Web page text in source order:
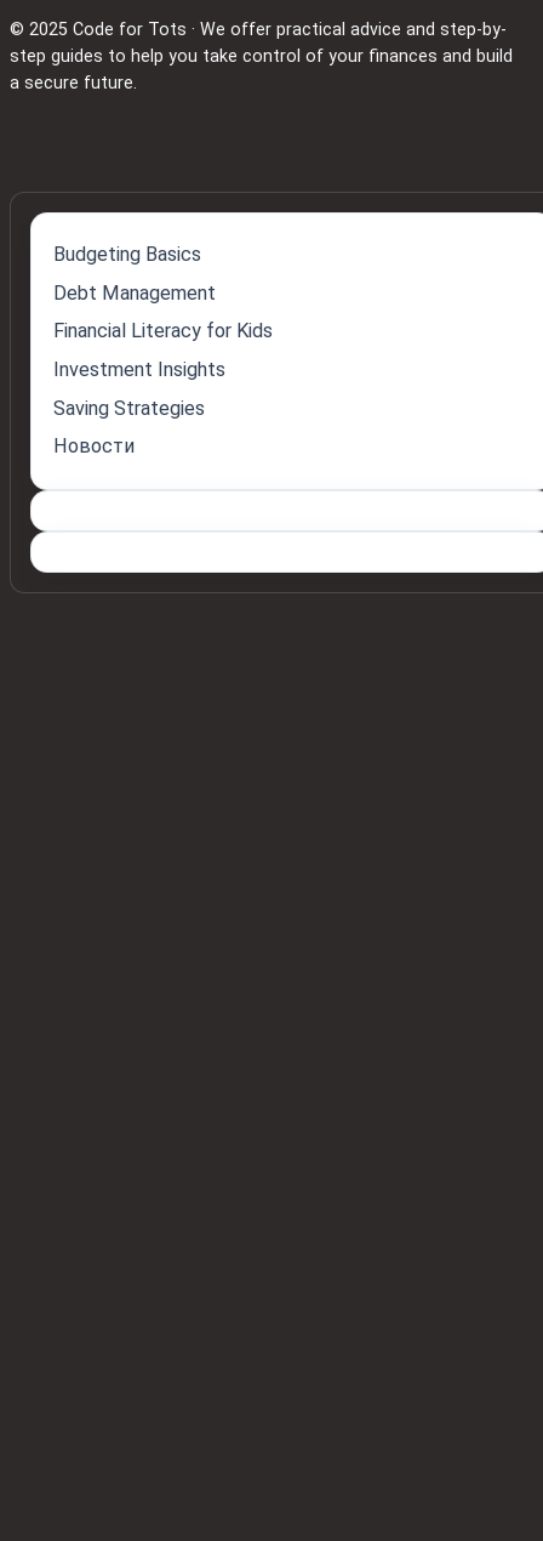
© 2025 Code for Tots · We offer practical advice and step-by-
step guides to help you take control of your finances and build
a secure future.
Budgeting Basics
Debt Management
Financial Literacy for Kids
Investment Insights
Saving Strategies
Новости